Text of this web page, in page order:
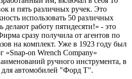
и пять различных ручек. Это
использовать 50 различных
делают работу пятидесяти!» - это
сразу получила от агентов по
на комплект. Уже в 1923 году был
on Wrench Company»
ручного инструмента, в
для автомобилей "Форд Т".